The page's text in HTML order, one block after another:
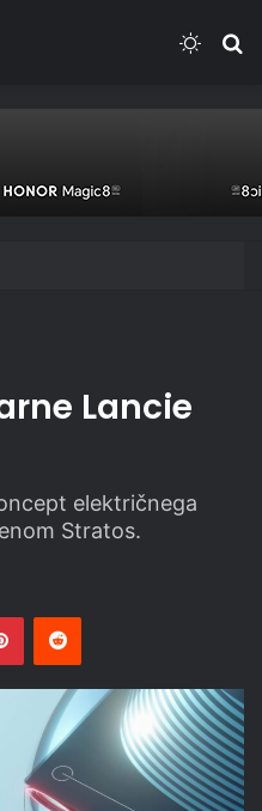
Lancie
električnega
Stratos.
PinterestReddit